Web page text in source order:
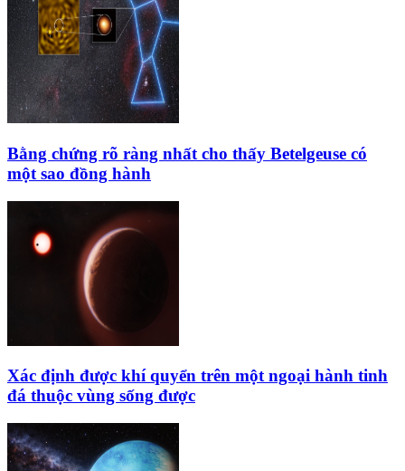
Bằng chứng rõ ràng nhất cho thấy Betelgeuse có
một sao đồng hành
Xác định được khí quyển trên một ngoại hành tinh
đá thuộc vùng sống được